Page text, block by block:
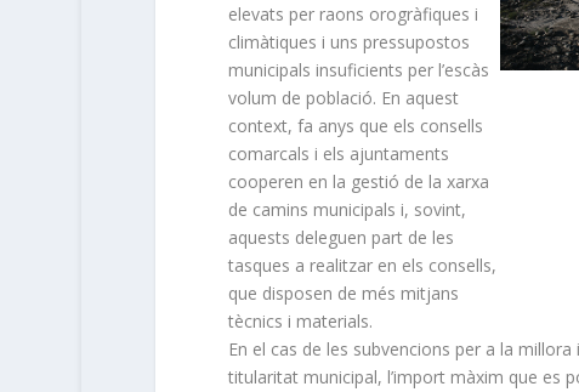
elevats per raons orogràfiques i
climàtiques i uns pressupostos
municipals insuficients per l’escàs
volum de població. En aquest
context, fa anys que els consells
comarcals i els ajuntaments
cooperen en la gestió de la xarxa
de camins municipals i, sovint,
aquests deleguen part de les
tasques a realitzar en els consells,
que disposen de més mitjans
tècnics i materials.
En el cas de les subvencions per a la
titularitat municipal, l’import màxim que es